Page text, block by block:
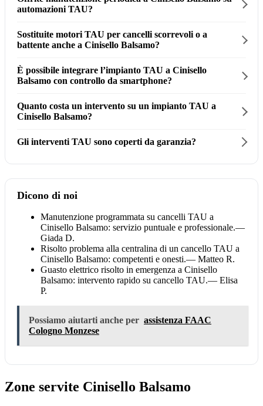
automazioni TAU?
Sostituite motori TAU per cancelli scorrevoli o a
battente anche a Cinisello Balsamo?
È possibile integrare l’impianto TAU a Cinisello
Balsamo con controllo da smartphone?
Quanto costa un intervento su un impianto TAU a
Cinisello Balsamo?
Gli interventi TAU sono coperti da garanzia?
Dicono di noi
Manutenzione programmata su cancelli TAU a
Cinisello Balsamo: servizio puntuale e professionale.—
Giada D.
Risolto problema alla centralina di un cancello TAU a
Cinisello Balsamo: competenti e onesti.— Matteo R.
Guasto elettrico risolto in emergenza a Cinisello
Balsamo: intervento rapido su cancello TAU.— Elisa
P.
Possiamo aiutarti anche per assistenza FAAC
Cologno Monzese
Zone servite Cinisello Balsamo